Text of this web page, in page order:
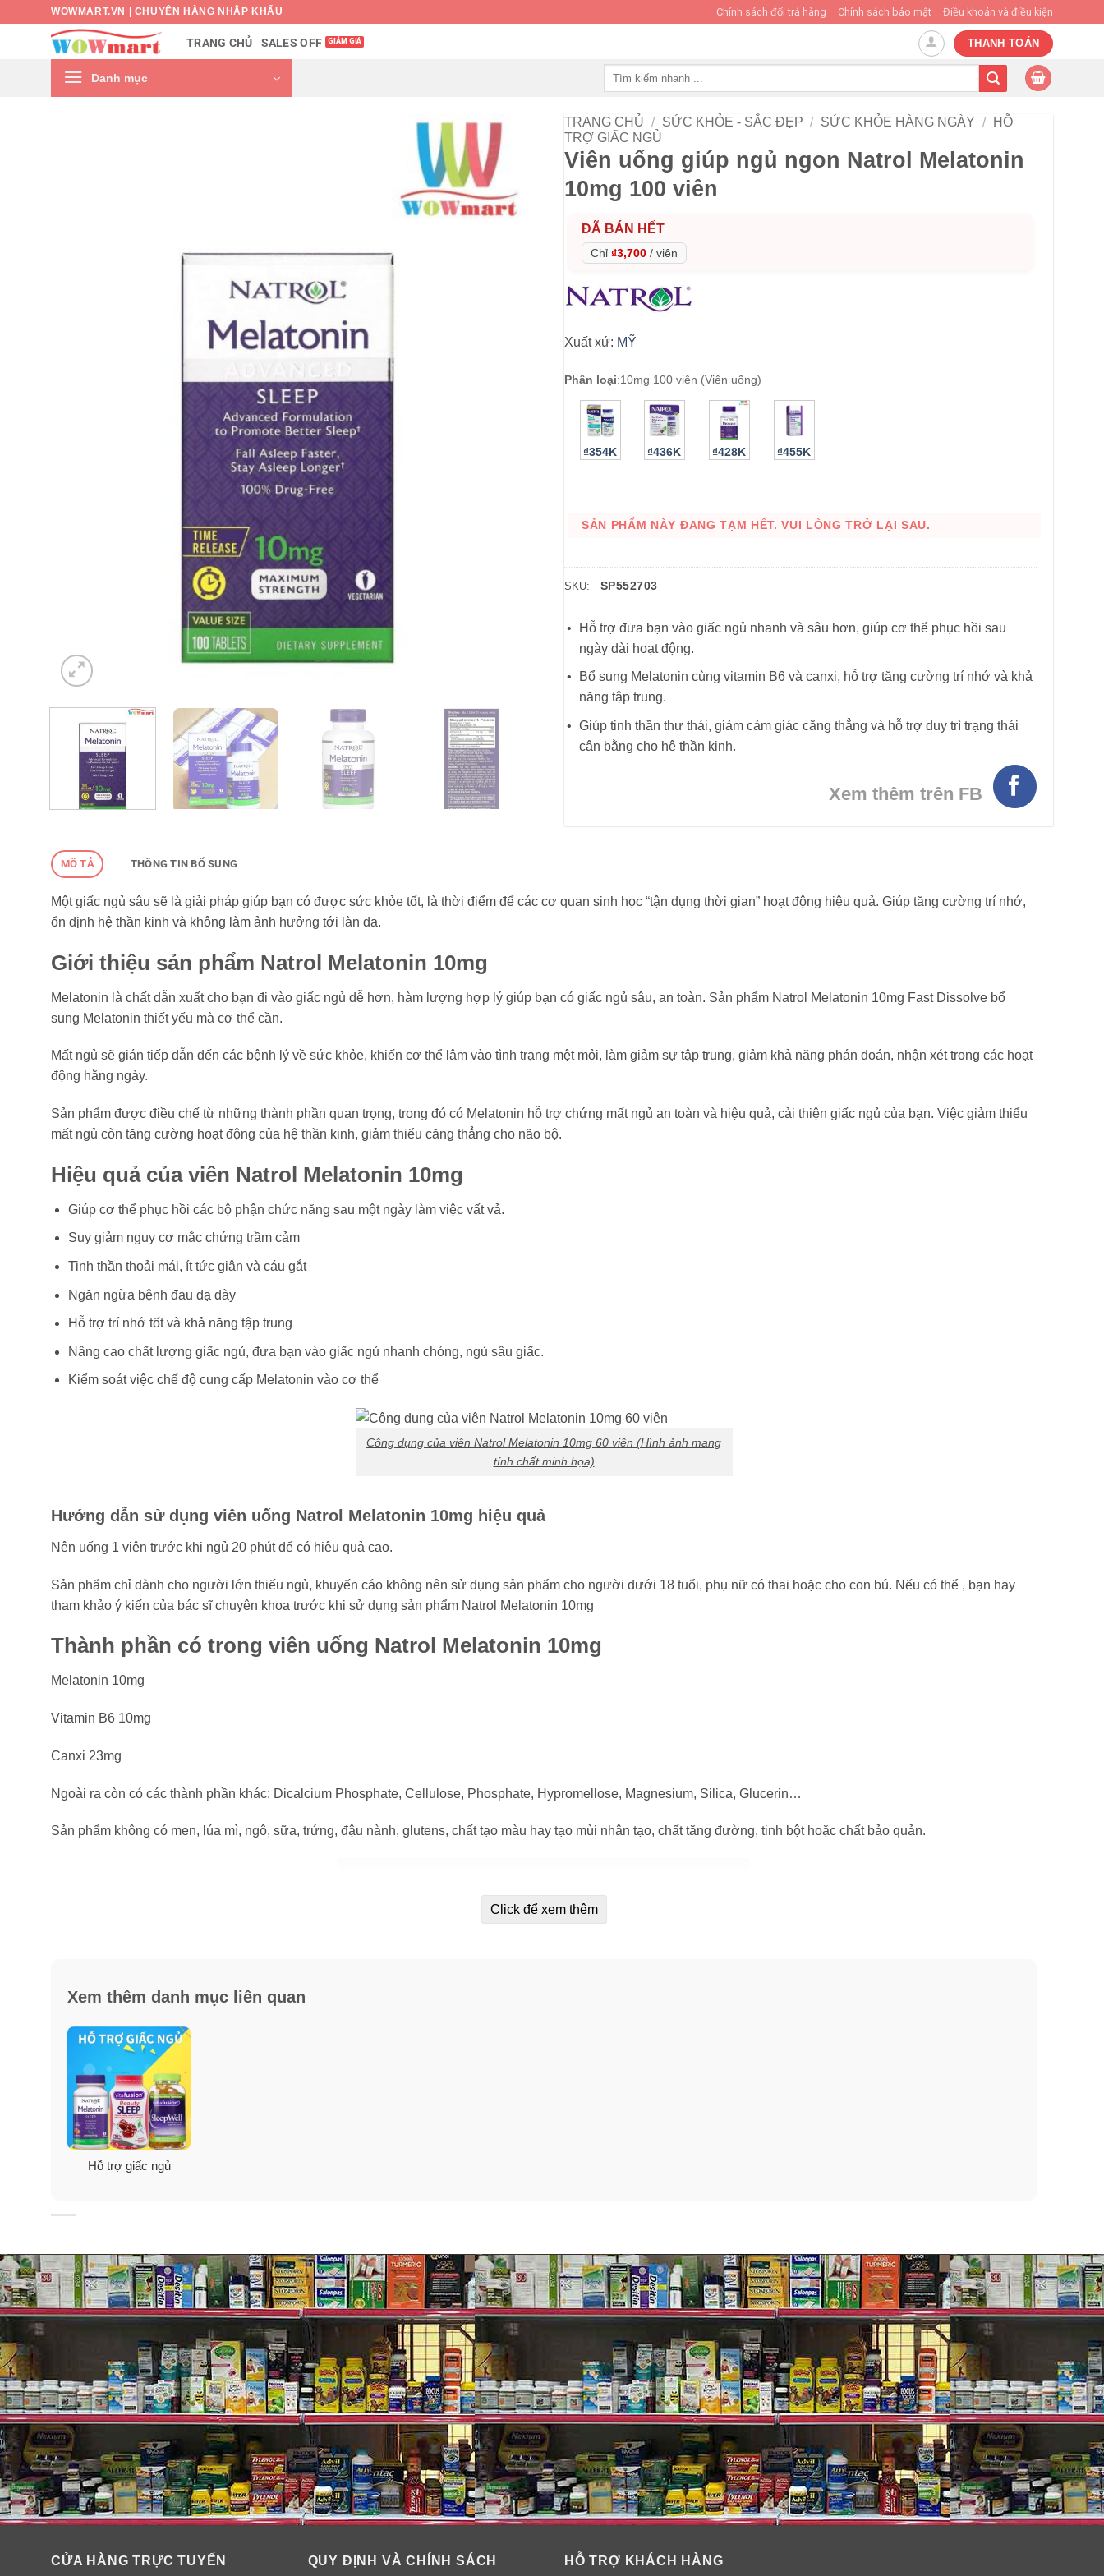
WOWMART.VN | CHUYÊN HÀNG NHẬP KHẨU Chính sách đổi trả hàng Chính sách bảo mật Điều khoản và điều kiện
TRANG CHỦ SALES OFF THANH TOÁN
Danh mục
TRANG CHỦ / SỨC KHỎE - SẮC ĐẸP / SỨC KHỎE HÀNG NGÀY /
HỖ
TRỢ GIẤC NGỦ
Viên uống giúp ngủ ngon Natrol Melatonin
10mg 100 viên
ĐÃ BÁN HẾT
Chỉ ₫3,700 / viên
Xuất xứ: MỸ
Phân loại:10mg 100 viên (Viên uống)
₫354K ₫436K ₫428K ₫455K
SẢN PHẨM NÀY ĐANG TẠM HẾT. VUI LÒNG TRỞ LẠI SAU.
SKU: SP552703
Hỗ trợ đưa bạn vào giấc ngủ nhanh và sâu hơn, giúp cơ thể phục hồi sau
ngày dài hoạt động.
Bổ sung Melatonin cùng vitamin B6 và canxi, hỗ trợ tăng cường trí nhớ và khả
năng tập trung.
Giúp tinh thần thư thái, giảm cảm giác căng thẳng và hỗ trợ duy trì trạng thái
cân bằng cho hệ thần kinh.
Xem thêm trên FB
MÔ TẢ THÔNG TIN BỔ SUNG
Một giấc ngủ sâu sẽ là giải pháp giúp bạn có được sức khỏe tốt, là thời điểm để các cơ quan sinh học “tận dụng thời gian” hoạt động hiệu quả. Giúp tăng cường trí nhớ,
ổn định hệ thần kinh và không làm ảnh hưởng tới làn da.
Giới thiệu sản phẩm Natrol Melatonin 10mg
Melatonin là chất dẫn xuất cho bạn đi vào giấc ngủ dễ hơn, hàm lượng hợp lý giúp bạn có giấc ngủ sâu, an toàn. Sản phẩm Natrol Melatonin 10mg Fast Dissolve bổ
sung Melatonin thiết yếu mà cơ thể cần.
Mất ngủ sẽ gián tiếp dẫn đến các bệnh lý về sức khỏe, khiến cơ thể lâm vào tình trạng mệt mỏi, làm giảm sự tập trung, giảm khả năng phán đoán, nhận xét trong các hoạt
động hằng ngày.
Sản phẩm được điều chế từ những thành phần quan trọng, trong đó có Melatonin hỗ trợ chứng mất ngủ an toàn và hiệu quả, cải thiện giấc ngủ của bạn. Việc giảm thiểu
mất ngủ còn tăng cường hoạt động của hệ thần kinh, giảm thiểu căng thẳng cho não bộ.
Hiệu quả của viên Natrol Melatonin 10mg
Giúp cơ thể phục hồi các bộ phận chức năng sau một ngày làm việc vất vả.
Suy giảm nguy cơ mắc chứng trầm cảm
Tinh thần thoải mái, ít tức giận và cáu gắt
Ngăn ngừa bệnh đau dạ dày
Hỗ trợ trí nhớ tốt và khả năng tập trung
Nâng cao chất lượng giấc ngủ, đưa bạn vào giấc ngủ nhanh chóng, ngủ sâu giấc.
Kiểm soát việc chế độ cung cấp Melatonin vào cơ thể
Công dụng của viên Natrol Melatonin 10mg 60 viên (Hình ảnh mang
tính chất minh họa)
Hướng dẫn sử dụng viên uống Natrol Melatonin 10mg hiệu quả
Nên uống 1 viên trước khi ngủ 20 phút để có hiệu quả cao.
Sản phẩm chỉ dành cho người lớn thiếu ngủ, khuyến cáo không nên sử dụng sản phẩm cho người dưới 18 tuổi, phụ nữ có thai hoặc cho con bú. Nếu có thể , bạn hay
tham khảo ý kiến của bác sĩ chuyên khoa trước khi sử dụng sản phẩm Natrol Melatonin 10mg
Thành phần có trong viên uống Natrol Melatonin 10mg
Melatonin 10mg
Vitamin B6 10mg
Canxi 23mg
Ngoài ra còn có các thành phần khác: Dicalcium Phosphate, Cellulose, Phosphate, Hypromellose, Magnesium, Silica, Glucerin…
Sản phẩm không có men, lúa mì, ngô, sữa, trứng, đậu nành, glutens, chất tạo màu hay tạo mùi nhân tạo, chất tăng đường, tinh bột hoặc chất bảo quản.
Về thương hiệu Natrol
Natrol là thương hiệu dược phẩm nổi tiếng thế giới với hơn 30 năm trên thị trường chăm sóc sức khỏe của con người. Natrol luôn hoạt động không ngừng phát triển và
cho ra những sản phẩm tốt, vì mục tiêu chăm sóc sức khỏe cho bạn và gia đình của bạn.
Lưu ý: Sản phẩm này không phải là thuốc, không có tác dụng thay thế thuốc chữa bệnh, hiệu quả sử dụng sản phẩm tùy thuộc cơ địa của từng người. Vui lòng đọc kỹ
hướng dẫn in trên bao bì sản phẩm trước khi sử dụng.
Click để xem thêm
Xem thêm danh mục liên quan
Hỗ trợ giấc ngủ
CỬA HÀNG TRỰC TUYẾN QUY ĐỊNH VÀ CHÍNH SÁCH HỖ TRỢ KHÁCH HÀNG